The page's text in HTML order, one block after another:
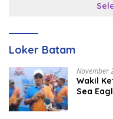
Loker Batam
November
Wakil
Sea